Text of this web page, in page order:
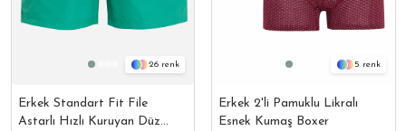
26
Erkek Standart Fit File
Astarlı Hızlı Kuruyan Düz
5
Erkek 2'li Pamuklu Likralı
Esnek Kumaş Boxer